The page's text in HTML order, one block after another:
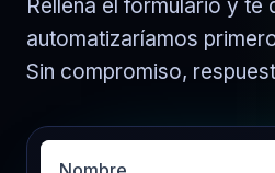
Rellena el formulario y te
automatizaríamos
Sin compromiso,